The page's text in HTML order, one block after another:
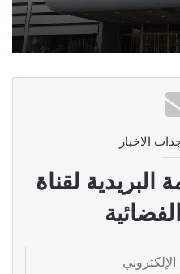
الاخبار
البريدية لقناة